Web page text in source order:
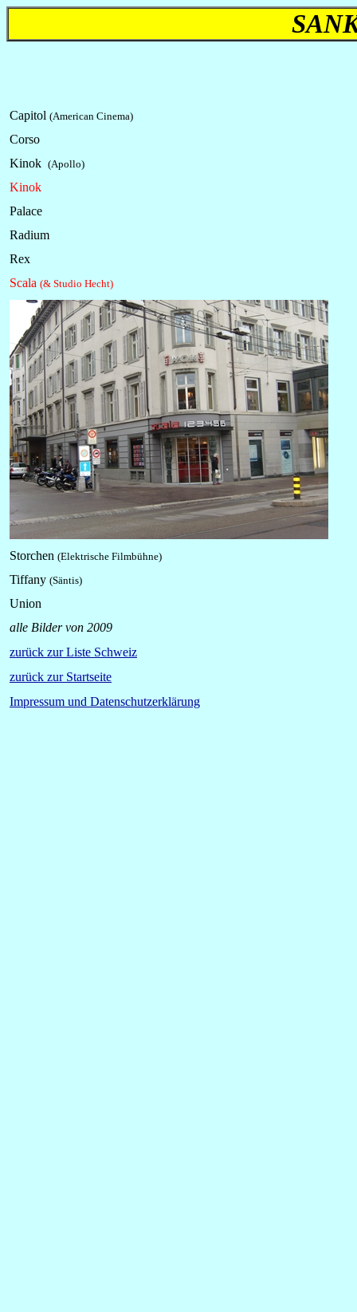
Capitol (American Cinema)
Corso
Kinok (Apollo)
Kinok
Palace
Radium
Rex
Scala (& Studio Hecht)
Storchen (Elektrische Filmbühne)
Tiffany (Säntis)
Union
alle Bilder von 2009
zurück zur Liste Schweiz
zurück zur Startseite
Impressum und Datenschutzerklärung